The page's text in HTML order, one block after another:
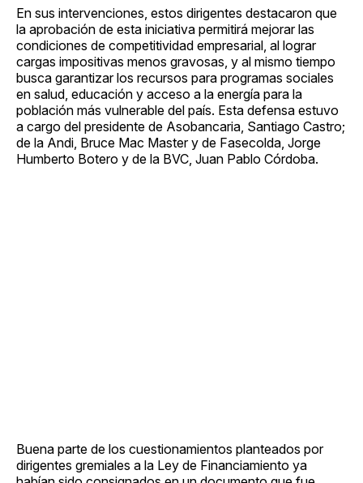
En sus intervenciones, estos dirigentes destacaron que
la aprobación de esta iniciativa permitirá mejorar las
condiciones de competitividad empresarial, al lograr
cargas impositivas menos gravosas, y al mismo tiempo
busca garantizar los recursos para programas sociales
en salud, educación y acceso a la energía para la
población más vulnerable del país. Esta defensa estuvo
a cargo del presidente de Asobancaria, Santiago Castro;
de la Andi, Bruce Mac Master y de Fasecolda, Jorge
Humberto Botero y de la BVC, Juan Pablo Córdoba.
Buena parte de los cuestionamientos planteados por
dirigentes gremiales a la Ley de Financiamiento ya